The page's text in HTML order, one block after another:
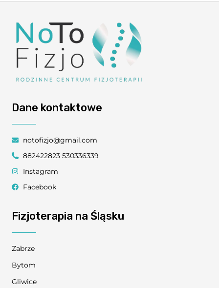
Dane kontaktowe
notofizjo@gmail.com
882422823 530336339
Instagram
Facebook
Fizjoterapia na Śląsku
Zabrze
Bytom
Gliwice